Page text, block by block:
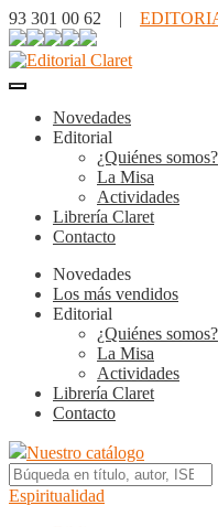
93 301 00 62 |
Novedades
Editorial
¿Quiénes somos?
La Misa
Actividades
Librería Claret
Contacto
Novedades
Los más vendidos
Editorial
¿Quiénes somos?
La Misa
Actividades
Librería Claret
Contacto
Nuestro catálogo
Espiritualidad